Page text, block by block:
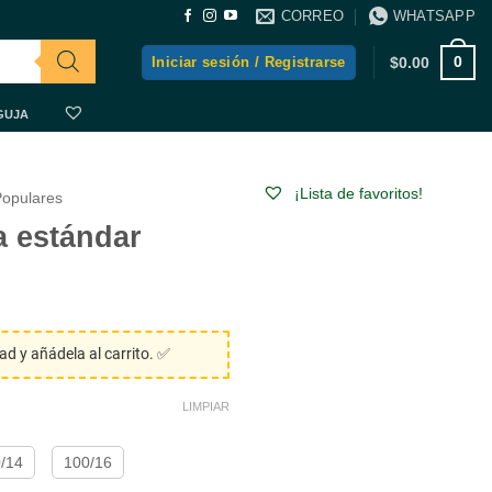
CORREO WHATSAPP
Iniciar sesión / Registrarse $0.00 0
estándar
y añádela al carrito. ✅
14 100/16
LIMPIAR
¡Lista de favoritos!